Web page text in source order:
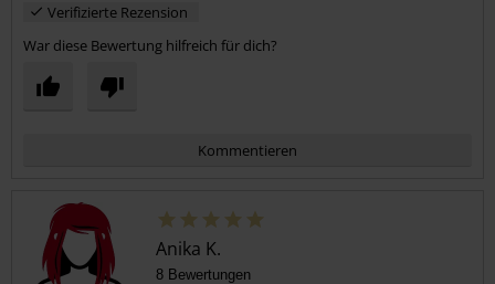
Zur Qualität des Stoffes und des Schnitts kann ich sagen, dass es
mich sehr begeistert hat, nur halt leider zu klein...
Verifizierte Rezension
War diese Bewertung hilfreich für dich?
Kommentieren
Anika K.
8 Bewertungen